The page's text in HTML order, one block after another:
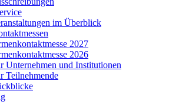
im Überblick
2027
2026
Unternehmen und Institutionen
Teilnehmende